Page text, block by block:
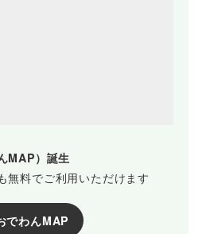
MAP）誕生
無料でご利用いただけます
でわんMAP